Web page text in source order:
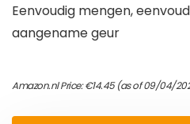
Eenvoudig mengen,
aangename geur
Amazon.nl Price:€14.45(as of 09/04/